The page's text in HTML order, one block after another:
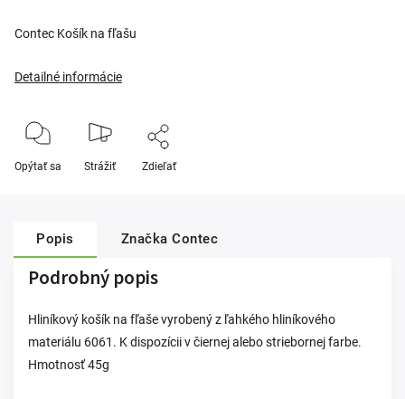
Contec Košík na fľašu
Detailné informácie
Opýtať sa Strážiť Zdieľať
Popis Značka Contec
Podrobný popis
Hliníkový košík na fľaše vyrobený z ľahkého hliníkového
materiálu 6061. K dispozícii v čiernej alebo striebornej farbe.
Hmotnosť 45g